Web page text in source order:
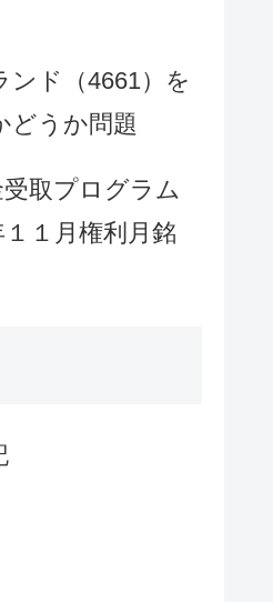
ド（4661）を
どうか問題
取プログラム
１月権利月銘